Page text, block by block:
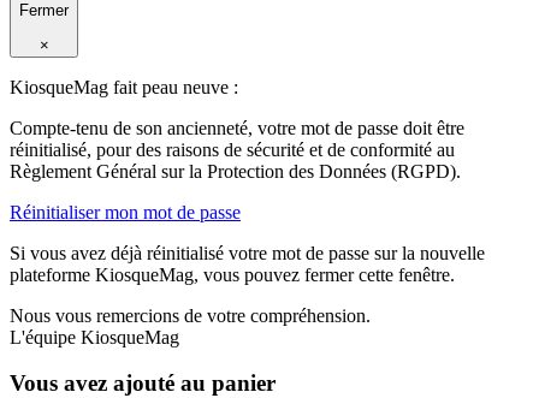
Fermer
×
KiosqueMag fait peau neuve :
Compte-tenu de son ancienneté, votre mot de passe doit être
réinitialisé, pour des raisons de sécurité et de conformité au
Règlement Général sur la Protection des Données (RGPD).
Réinitialiser mon mot de passe
Si vous avez déjà réinitialisé votre mot de passe sur la nouvelle
plateforme KiosqueMag, vous pouvez fermer cette fenêtre.
Nous vous remercions de votre compréhension.
L'équipe KiosqueMag
Vous avez ajouté au panier